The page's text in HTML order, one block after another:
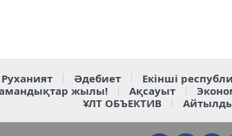
Руханият Әдебиет Екінші
жылы! Ақсауыт
ҰЛТ ОБЪЕКТИВ